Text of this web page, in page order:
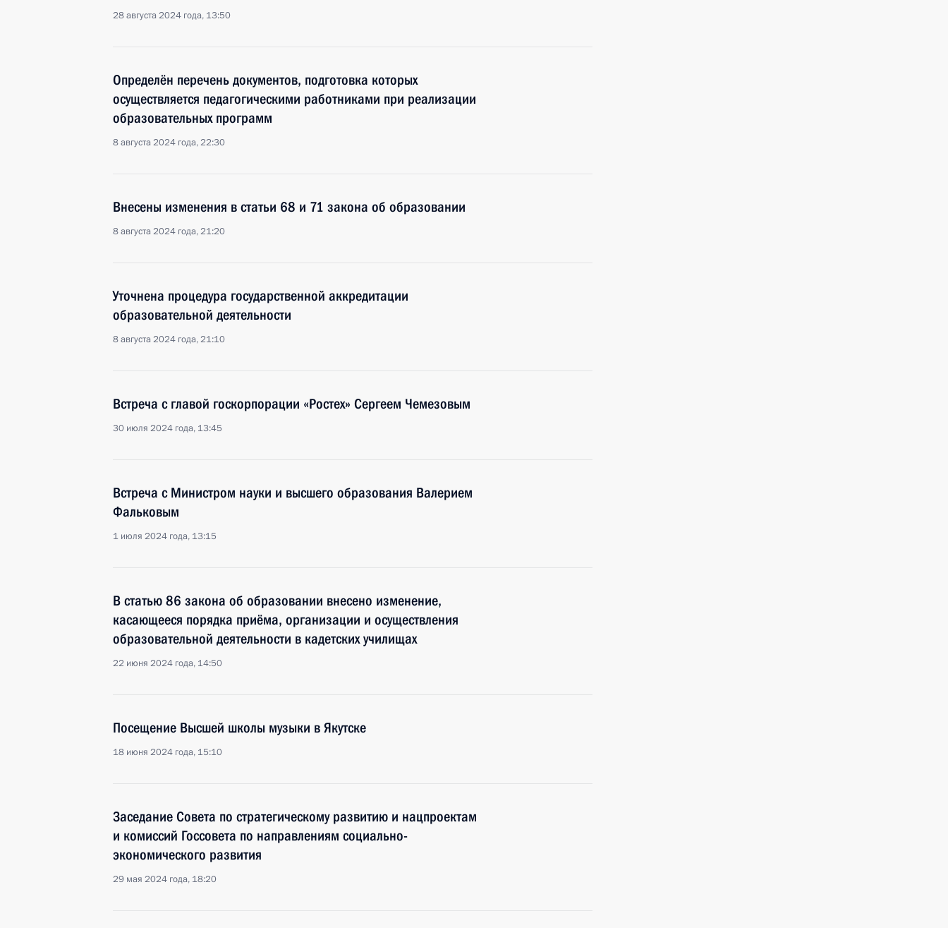
28 августа 2024 года, 13:50
Определён перечень документов, подготовка которых
осуществляется педагогическими работниками при реализации
образовательных программ
8 августа 2024 года, 22:30
Внесены изменения в статьи 68 и 71 закона об образовании
8 августа 2024 года, 21:20
Уточнена процедура государственной аккредитации
образовательной деятельности
8 августа 2024 года, 21:10
Встреча с главой госкорпорации «Ростех» Сергеем Чемезовым
30 июля 2024 года, 13:45
Встреча с Министром науки и высшего образования Валерием
Фальковым
1 июля 2024 года, 13:15
В статью 86 закона об образовании внесено изменение,
касающееся порядка приёма, организации и осуществления
образовательной деятельности в кадетских училищах
22 июня 2024 года, 14:50
Посещение Высшей школы музыки в Якутске
18 июня 2024 года, 15:10
Заседание Совета по стратегическому развитию и нацпроектам
и комиссий Госсовета по направлениям социально-
экономического развития
29 мая 2024 года, 18:20